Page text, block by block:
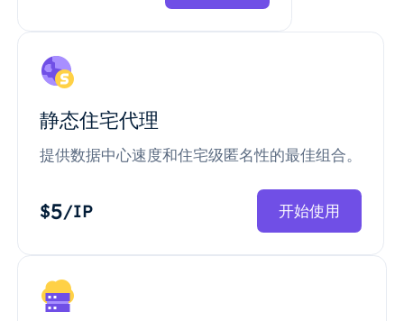
静态住宅代理
提供数据中心速度和住宅级匿名性的最佳组合。
$5/IP 开始使用